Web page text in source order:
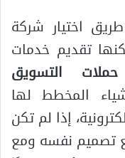
اختيار شركة
تقديم خدمات
حملات التسويق
المخطط لها
إذا لم تكن
تصميم نفسه ومع